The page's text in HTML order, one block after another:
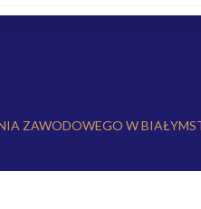
ZAWODOWEGO W